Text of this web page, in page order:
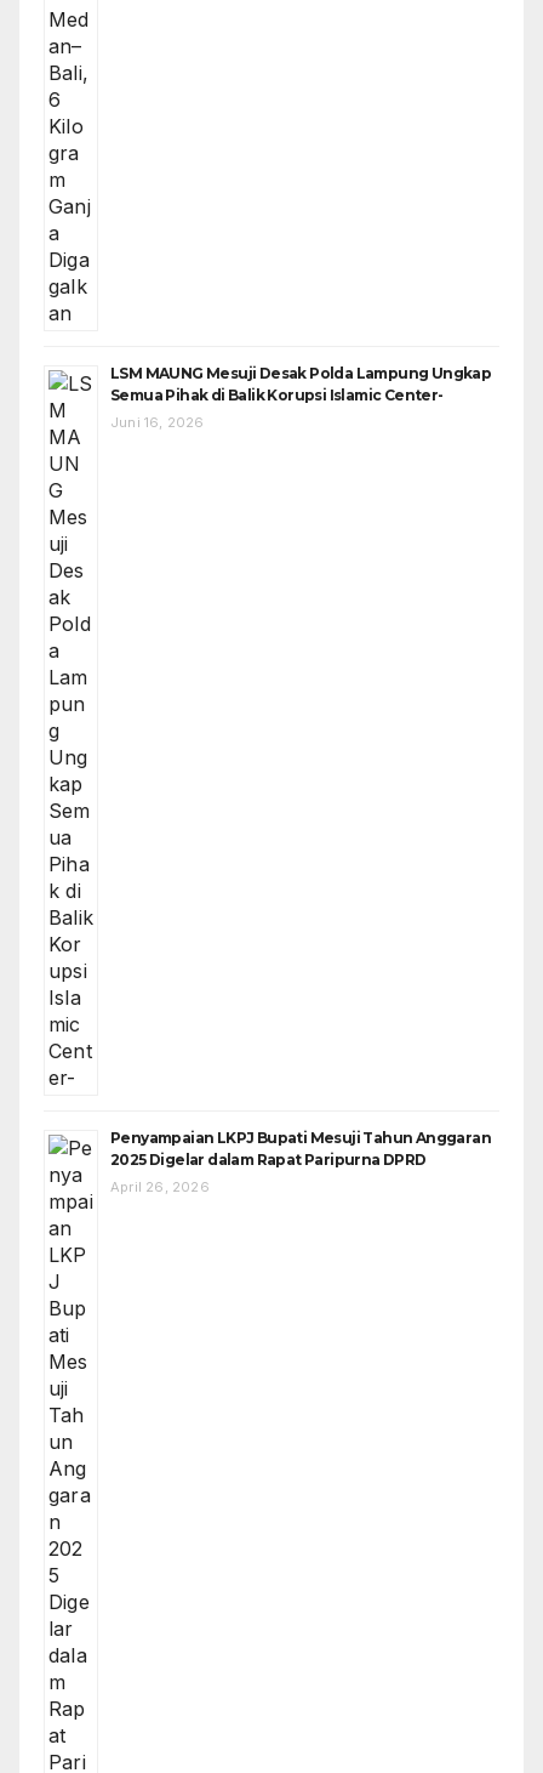
LSM MAUNG Mesuji Desak Polda Lampung Ungkap
Semua Pihak di Balik Korupsi Islamic Center-
Juni 16, 2026
Penyampaian LKPJ Bupati Mesuji Tahun Anggaran
2025 Digelar dalam Rapat Paripurna DPRD
April 26, 2026